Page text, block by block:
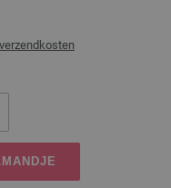
verzendkosten